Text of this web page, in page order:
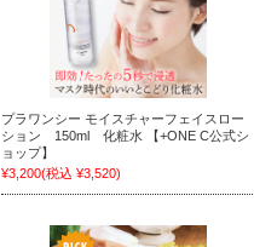
プラワンシー モイスチャーフェイスロー
ション 150ml 化粧水 【+ONE C公式シ
ョップ】
¥3,200(税込 ¥3,520)